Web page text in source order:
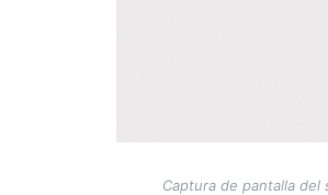
Captura de pantalla